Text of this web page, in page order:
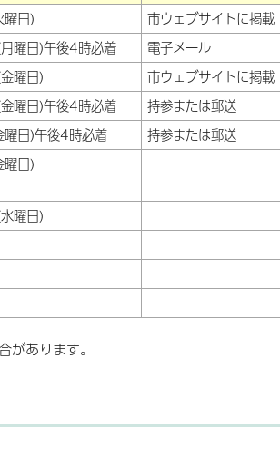
日)
市ウェブサイトに掲載
曜日)午後4時必着
電子メール
曜日)
市ウェブサイトに掲載
曜日)午後4時必着
持参または郵送
日)午後4時必着
持参または郵送
日)
曜日)
があります。